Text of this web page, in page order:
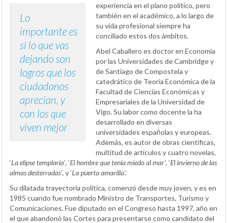
Lo
importante es
si lo que vas
dejando son
logros que los
ciudadanos
aprecian, y
con los que
viven mejor
experiencia en el plano político, pero
también en el académico, a lo largo de
su vida profesional siempre ha
conciliado estos dos ámbitos.
Abel Caballero es doctor en Economía
por las Universidades de Cambridge y
de Santiago de Compostela y
catedrático de Teoría Económica de la
Facultad de Ciencias Económicas y
Empresariales de la Universidad de
Vigo. Su labor como docente la ha
desarrollado en diversas
universidades españolas y europeas.
Además, es autor de obras científicas,
multitud de artículos y cuatro novelas,
‘La elipse templaría’, ‘El hombre que tenía miedo al mar’, ‘El invierno de las
almas desterradas’, y ‘La puerta amarilla’.
Su dilatada trayectoria política, comenzó desde muy joven, y es en
1985 cuando fue nombrado Ministro de Transportes, Turismo y
Comunicaciones. Fue diputado en el Congreso hasta 1997, año en
el que abandonó las Cortes para presentarse como candidato del